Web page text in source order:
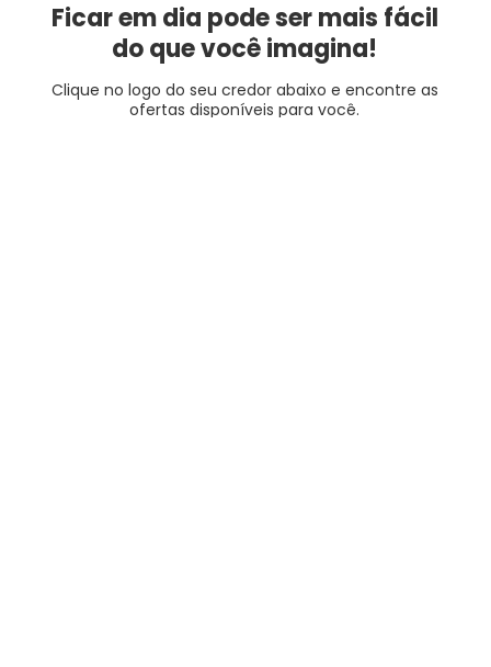
Ficar em dia pode ser mais fácil
do que você imagina!
Clique no logo do seu credor abaixo e encontre as
ofertas disponíveis para você.